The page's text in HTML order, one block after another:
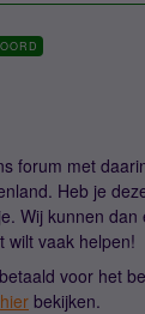
forum met
Heb je
Wij kunnen
wilt vaak helpen!
voor het
hier bekijken.